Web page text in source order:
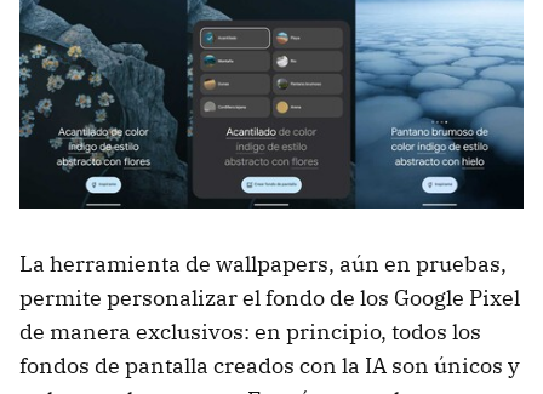
La herramienta de wallpapers, aún en pruebas,
permite personalizar el fondo de los Google Pixel
de manera exclusivos: en principio, todos los
fondos de pantalla creados con la IA son únicos y